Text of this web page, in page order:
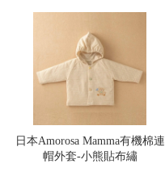
日本Amorosa Mamma有機棉連
帽外套-小熊貼布繡